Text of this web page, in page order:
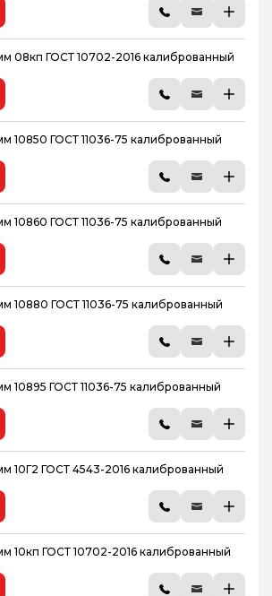
08кп ГОСТ 10702-2016 калиброванный
10850 ГОСТ 11036-75 калиброванный
10860 ГОСТ 11036-75 калиброванный
10880 ГОСТ 11036-75 калиброванный
10895 ГОСТ 11036-75 калиброванный
10Г2 ГОСТ 4543-2016 калиброванный
10кп ГОСТ 10702-2016 калиброванный